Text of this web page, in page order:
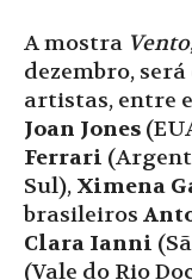
A mostra Vento
dezembro,
artistas, entre
Joan Jones
Ferrari
Sul), Ximena
brasileiros
Clara Ianni
(Vale do Rio